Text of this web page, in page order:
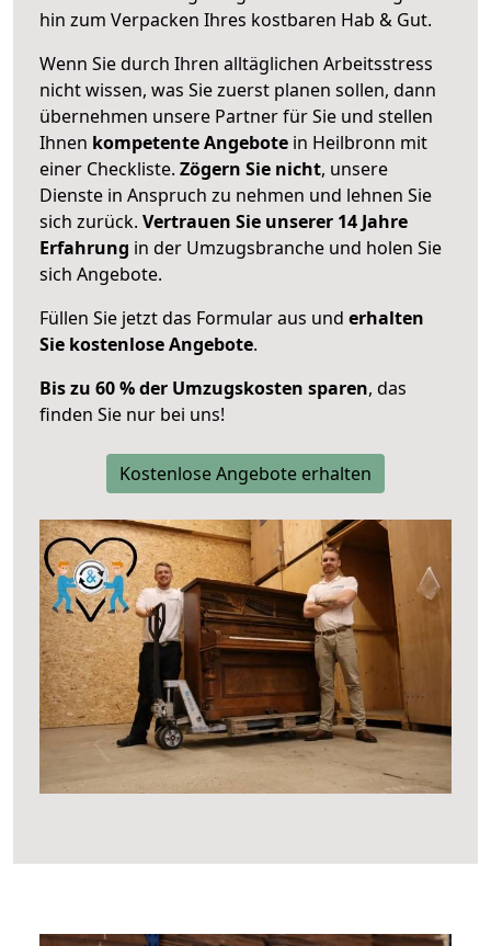
hin zum Verpacken Ihres kostbaren Hab & Gut.
Wenn Sie durch Ihren alltäglichen Arbeitsstress
nicht wissen, was Sie zuerst planen sollen, dann
übernehmen unsere Partner für Sie und stellen
Ihnen kompetente Angebote in Heilbronn mit
einer Checkliste. Zögern Sie nicht, unsere
Dienste in Anspruch zu nehmen und lehnen Sie
sich zurück. Vertrauen Sie unserer 14 Jahre
Erfahrung in der Umzugsbranche und holen Sie
sich Angebote.
Füllen Sie jetzt das Formular aus und erhalten
Sie kostenlose Angebote.
Bis zu 60 % der Umzugskosten sparen, das
finden Sie nur bei uns!
Kostenlose Angebote erhalten